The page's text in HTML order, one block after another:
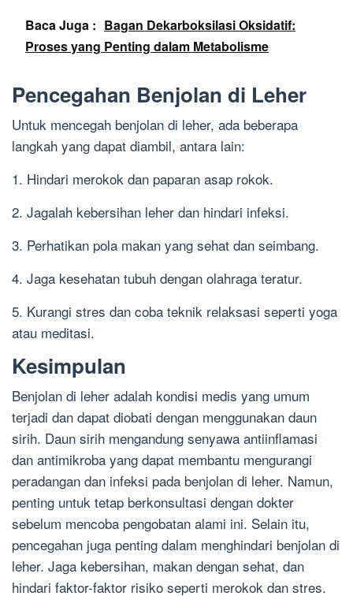
Baca Juga : Bagan Dekarboksilasi Oksidatif:
Proses yang Penting dalam Metabolisme
Pencegahan Benjolan di Leher
Untuk mencegah benjolan di leher, ada beberapa
langkah yang dapat diambil, antara lain:
1. Hindari merokok dan paparan asap rokok.
2. Jagalah kebersihan leher dan hindari infeksi.
3. Perhatikan pola makan yang sehat dan seimbang.
4. Jaga kesehatan tubuh dengan olahraga teratur.
5. Kurangi stres dan coba teknik relaksasi seperti yoga
atau meditasi.
Kesimpulan
Benjolan di leher adalah kondisi medis yang umum
terjadi dan dapat diobati dengan menggunakan daun
sirih. Daun sirih mengandung senyawa antiinflamasi
dan antimikroba yang dapat membantu mengurangi
peradangan dan infeksi pada benjolan di leher. Namun,
penting untuk tetap berkonsultasi dengan dokter
sebelum mencoba pengobatan alami ini. Selain itu,
pencegahan juga penting dalam menghindari benjolan di
leher. Jaga kebersihan, makan dengan sehat, dan
hindari faktor-faktor risiko seperti merokok dan stres.